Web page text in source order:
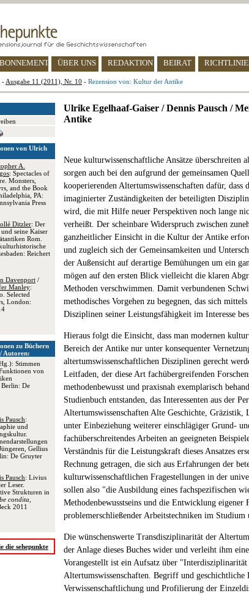
ÜBER UNS REDAKTION BEIRAT
- Ausgabe 11 (2011), Nr. 10 - Rezension von: Kultur der Antike
von Ulrich
A.
: Spectacles of
Monsters,
and the Book
PA:
Press
Ditzler: Der
und seine Kaiser
Rom.
Reichert
Davenport /
Manley:
Selected
London:
zu Büchern
Autoren:
Stimmen
von
De
Pausch:
und
Gellius
De Gruyter
Pausch: Livius
Leser.
Strukturen in
condita
2011
die sehepunkte
Ulrike Egelhaaf-Gaiser / Dennis Pausch /
Antike
Neue kulturwissenschaftliche Ansätze überschreiten
sorgen auch bei den aufgrund der gemeinsamen
kooperierenden Altertumswissenschaften dafür,
imaginierter Zuständigkeiten der beteiligten
wird, die mit Hilfe neuer Perspektiven noch lange
verheißt. Der scheinbare Widerspruch zwischen
ganzheitlicher Einsicht in die Kultur der Antike
und zugleich sich der Gemeinsamkeiten und
der Außensicht auf derartige Bemühungen um ein
mögen auf den ersten Blick vielleicht die klaren
Methoden verschwimmen. Damit verbundenen
methodisches Vorgehen zu begegnen, das sich
Disziplinen seiner Leistungsfähigkeit im Interesse
Hieraus folgt die Einsicht, dass man modernen
Bereich der Antike nur unter konsequenter
altertumswissenschaftlichen Disziplinen gerecht
Leitfaden, der diese Art fachübergreifenden
methodenbewusst und praxisnah exemplarisch
Studienbuch entstanden, das Interessenten aus der
Altertumswissenschaften Alte Geschichte,
unter Einbeziehung weiterer einschlägiger Grund-
fachüberschreitendes Arbeiten an geeigneten
Verständnis für die Leistungskraft dieses Ansatzes
Rechnung getragen, die sich aus Erfahrungen der
kulturwissenschaftlichen Fragestellungen in der
sollen also "die Ausbildung eines fachspezifischen
Methodenbewusstseins und die Entwicklung eigener
problemerschließender Arbeitstechniken im Studium
Die wünschenswerte Transdisziplinarität der
der Anlage dieses Buches wider und verleiht ihm
Vorangestellt ist ein Aufsatz über "Interdisziplinarität
Altertumswissenschaften. Begriff und
Verwissenschaftlichung und Profilierung der